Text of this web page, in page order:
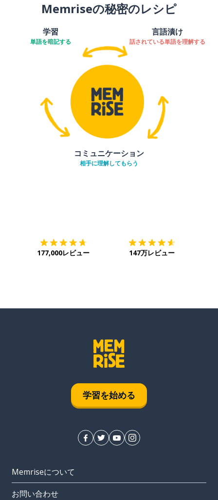
Memriseの秘密のレシピ
学習
単語を暗記する
言語漬け
話されている単語を理解する
コミュニケーション
相手に理解してもらう
177,000レビュー 147万レビュー
学習を始める
Memriseについて
お問い合わせ